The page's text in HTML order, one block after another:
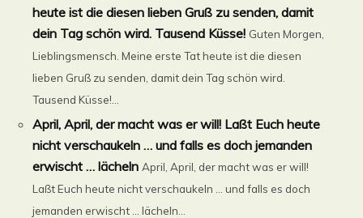
heute ist die diesen lieben Gruß zu senden, damit
dein Tag schön wird. Tausend Küsse! Guten Morgen,
Lieblingsmensch. Meine erste Tat heute ist die diesen
lieben Gruß zu senden, damit dein Tag schön wird.
Tausend Küsse!...
April, April, der macht was er will! Laßt Euch heute
nicht verschaukeln … und falls es doch jemanden
erwischt … lächeln April, April, der macht was er will!
Laßt Euch heute nicht verschaukeln … und falls es doch
jemanden erwischt … lächeln...